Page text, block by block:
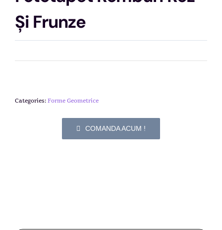
Și Frunze
Categories:Forme Geometrice
COMANDA ACUM !